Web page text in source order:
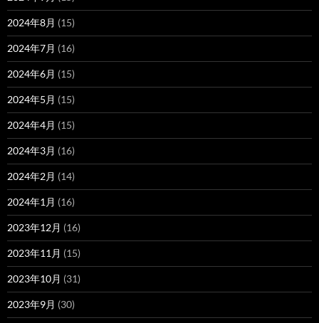
2024年8月 (15)
2024年7月 (16)
2024年6月 (15)
2024年5月 (15)
2024年4月 (15)
2024年3月 (16)
2024年2月 (14)
2024年1月 (16)
2023年12月 (16)
2023年11月 (15)
2023年10月 (31)
2023年9月 (30)